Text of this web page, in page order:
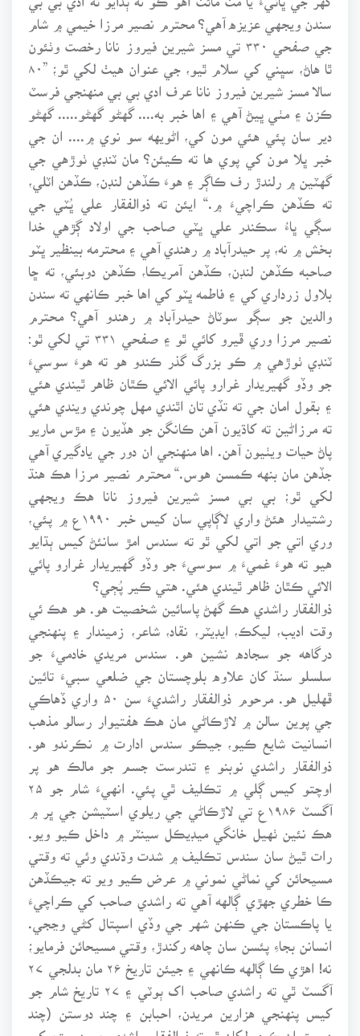
سندن ويجهي عزيزه آهي؟ محترم نصير مرزا خيمي ۾ شام
جي صفحي ۳۳۰ تي مسز شيرين فيروز نانا رخصت وٺئون
سالا مسز شيرين فيروز نانا عرف ادي بي بي منهنجي فرسٽ
ڪزن ۽ مٺي ڀيڻ آهي ۽ اها خبر به.... گهڻو گهڻو..... گهڻو
دير سان پئي هئي مون کي، اڻويهه سو نوي ۾.... ان جي
خبر ڀلا مون کي پوي ها ته ڪيئن؟ مان ٽنڊي ٺوڙهي جي
گهٽين ۾ رلندڙ رف ڪاڳر ۽ هوءَ ڪڏهن لنڊن، ڪڏهن اٽلي،
ته ڪڏهن ڪراچيءَ ۾.“ ايئن ته ذوالفقار علي ڀُٽي جي
سڳي ڀاءُ سڪندر علي ڀٽي صاحب جي اولاد ڳڙهي خدا
بخش ۾ نه، پر حيدرآباد ۾ رهندي آهي ۽ محترمه بينظير ڀٽو
صاحبه ڪڏهن لنڊن، ڪڏهن آمريڪا، ڪڏهن دوبئي، ته ڇا
بلاول زرداري کي ۽ فاطمه ڀٽو کي اها خبر ڪانهي ته سندن
والدين جو سڳو سوٽاڻ حيدرآباد ۾ رهندو آهي؟ محترم
نصير مرزا وري ڦيرو کائي ٿو ۽ صفحي ۳۳۱ تي لکي ٿو:
ٽنڊي ٺوڙهي ۾ ڪو بزرگ گذر ڪندو هو ته هوءَ سوسيءَ
جو وڏو گهيريدار غرارو پائي الائي ڪٿان ظاهر ٿيندي هئي
۽ بقول امان جي ته تڏي تان اٿندي مهل چوندي ويندي هئي
ته مرزاڻين ته کاڌيون آهن ڪانگن جو هڏيون ۽ مڙس ماريو
پاڻ حيات ويٺيون آهن. اها منهنجي ان دور جي يادگيري آهي
جڏهن مان بنهه ڪمسن هوس.“ محترم نصير مرزا هڪ هنڌ
لکي ٿو؛ بي بي مسز شيرين فيروز نانا هڪ ويجهي
وري اتي جو اتي لکي ٿو ته سندس امڙ سانئڻ کيس ٻڌايو
هيو ته هو غميءَ ۾ سوسيءَ جو وڏو گهيريدار غرارو پائي
الائي ڪٿان ظاهر ٿيندي هئي. هتي ڪير پُڄي؟
ذوالفقار راشدي هڪ گهڻ پاسائين شخصيت هو. هو هڪ ئي
وقت اديب، ليکڪ، ايڊيٽر، نقاد، شاعر، زميندار ۽ پنهنجي
درگاهه جو سجاده نشين هو. سندس مريدي خادميءَ جو
سلسلو سنڌ کان علاوه بلوچستان جي ضلعي سبيءَ تائين
ڦهليل هو. مرحوم ذوالفقار راشديءَ سن ۵۰ واري ڏهاڪي
جي پوين سالن ۾ لاڙڪاڻي مان هڪ هفتيوار رسالو مذهب
انسانيت شايع ڪيو، جيڪو سندس ادارت ۾ نڪرندو هو.
ذوالفقار راشدي نوبنو ۽ تندرست جسم جو مالڪ هو پر
آگسٽ ۱۹۸۶ع تي لاڙڪاڻي جي ريلوي اسٽيشن جي ڀر ۾
هڪ نئين ٺهيل خانگي ميڊيڪل سينٽر ۾ داخل ڪيو ويو.
رات ٿيڻ سان سندس تڪليف ۾ شدت وڌندي وئي ته وقتي
مسيحائن کي نماڻي نموني ۾ عرض ڪيو ويو ته جيڪڏهن
ڪا خطري جهڙي ڳالهه آهي ته راشدي صاحب کي ڪراچيءَ
يا پاڪستان جي ڪنهن شهر جي وڏي اسپتال کڻي وڃجي.
انسانن بجاءِ پئسن سان چاهه رکندڙ، وقتي مسيحائن فرمايو؛
آگسٽ ٿي ته راشدي صاحب اک ٻوٽي ۽ ۲۷ تاريخ شام جو
کيس پنهنجي هزارين مريدن، احبابن ۽ چند دوستن (چند
دوست ان ڪري لکان ٿو ته ذوالفقار راشدي جي دوستن کي